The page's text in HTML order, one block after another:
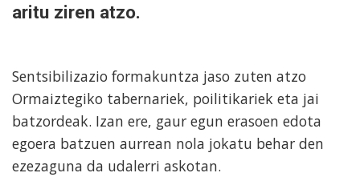
aritu ziren atzo.
Sentsibilizazio formakuntza jaso zuten atzo
Ormaiztegiko tabernariek, poilitikariek eta jai
batzordeak. Izan ere, gaur egun erasoen edota
egoera batzuen aurrean nola jokatu behar den
ezezaguna da udalerri askotan.